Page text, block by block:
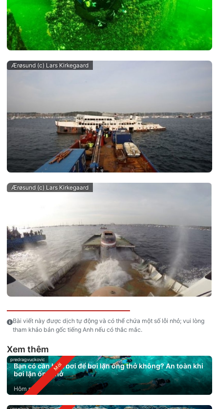
Ærøsund (c) Lars Kirkegaard
Ærøsund (c) Lars Kirkegaard
Bài viết này được dịch tự động và có thể chứa một số lỗi nhỏ; vui lòng
tham khảo bản gốc tiếng Anh nếu có thắc mắc.
Xem thêm
predragvuckovic
Bạn có cần biết bơi để bơi lặn ống thở không? An toàn khi
bơi lặn ống thở
Hôm nay